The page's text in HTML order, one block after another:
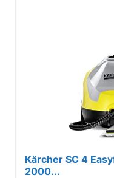
Kärcher SC 4
2000...